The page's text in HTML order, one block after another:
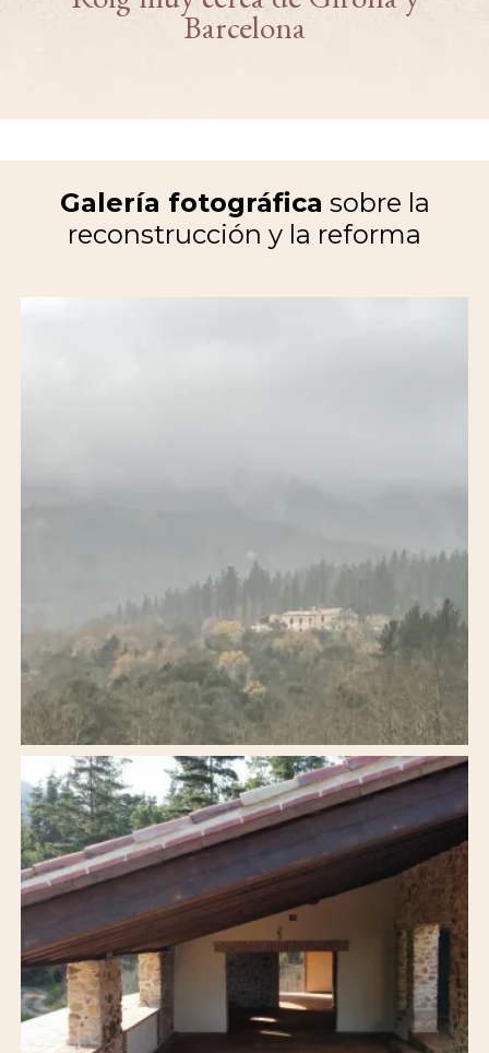
Barcelona
Galería fotográfica sobre la
reconstrucción y la reforma